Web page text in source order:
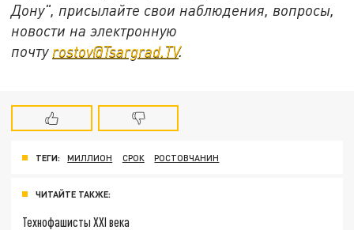
Дону", присылайте свои наблюдения, вопросы,
новости на электронную
почту rostov@Tsargrad.ТV.
ТЕГИ: МИЛЛИОН СРОК РОСТОВЧАНИН
ЧИТАЙТЕ ТАКЖЕ:
Технофашисты XXI века